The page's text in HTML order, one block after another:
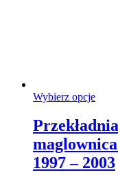
Wybierz opcjeTen
ma
wiele
Opcje
można
1997 – 2003